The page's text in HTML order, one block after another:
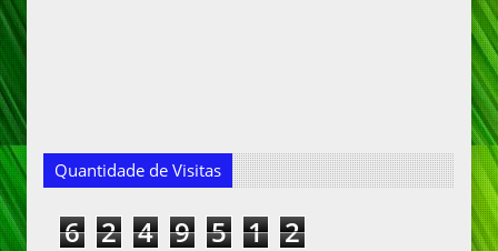
Quantidade de Visitas
6 2 4 9 5 1 2